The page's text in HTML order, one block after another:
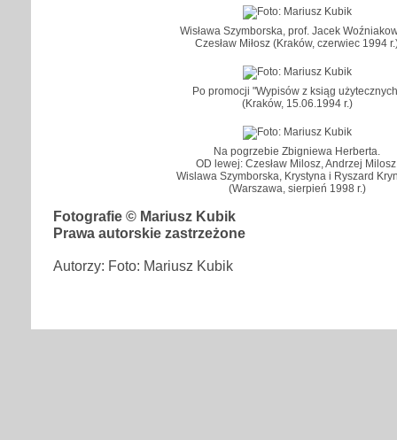
Wisława Szymborska, prof. Jacek
Czesław Miłosz (Kraków, czerwiec 1994
Po promocji "Wypisów z ksiąg
(Kraków, 15.06.1994 r.)
Na pogrzebie Zbigniewa Herberta.
OD lewej: Czesław Milosz, Andrzej
Wislawa Szymborska, Krystyna i Ryszard
(Warszawa, sierpień 1998 r.)
Fotografie © Mariusz Kubik
Prawa autorskie zastrzeżone
Autorzy: Foto: Mariusz Kubik